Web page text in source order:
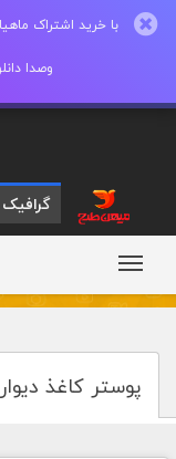
وصدا
گرافیک
پوستر کاغذ